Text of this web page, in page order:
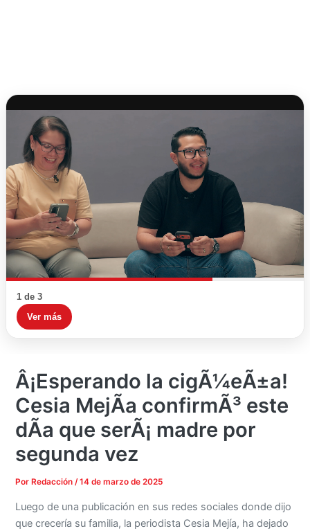
1 de 3
Ver más
Â¡Esperando la cigÃ¼eÃ±a!
Cesia MejÃ­a confirmÃ³ este
dÃ­a que serÃ¡ madre por
segunda vez
Por Redacción/14 de marzo de 2025
Luego de una publicación en sus redes sociales donde dijo
que crecería su familia, la periodista Cesia Mejía, ha dejado